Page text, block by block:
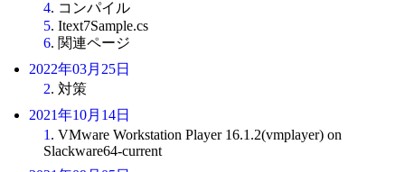
4. コンパイル
5. Itext7Sample.cs
6. 関連ページ
2022年03月25日
2. 対策
2021年10月14日
1 . VMware Workstation Player 16.1.2(vmplayer) on
Slackware64-current